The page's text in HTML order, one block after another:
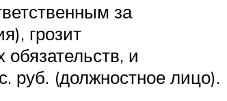
за
грозит
и
руб. (должностное лицо).